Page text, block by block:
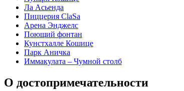
Ла Асьенда
Пиццерия ClaSa
Арена Энджелс
Поющий фонтан
Кунстхалле Кошице
Парк Аничка
Иммакулата – Чумной столб
О достопримечательности